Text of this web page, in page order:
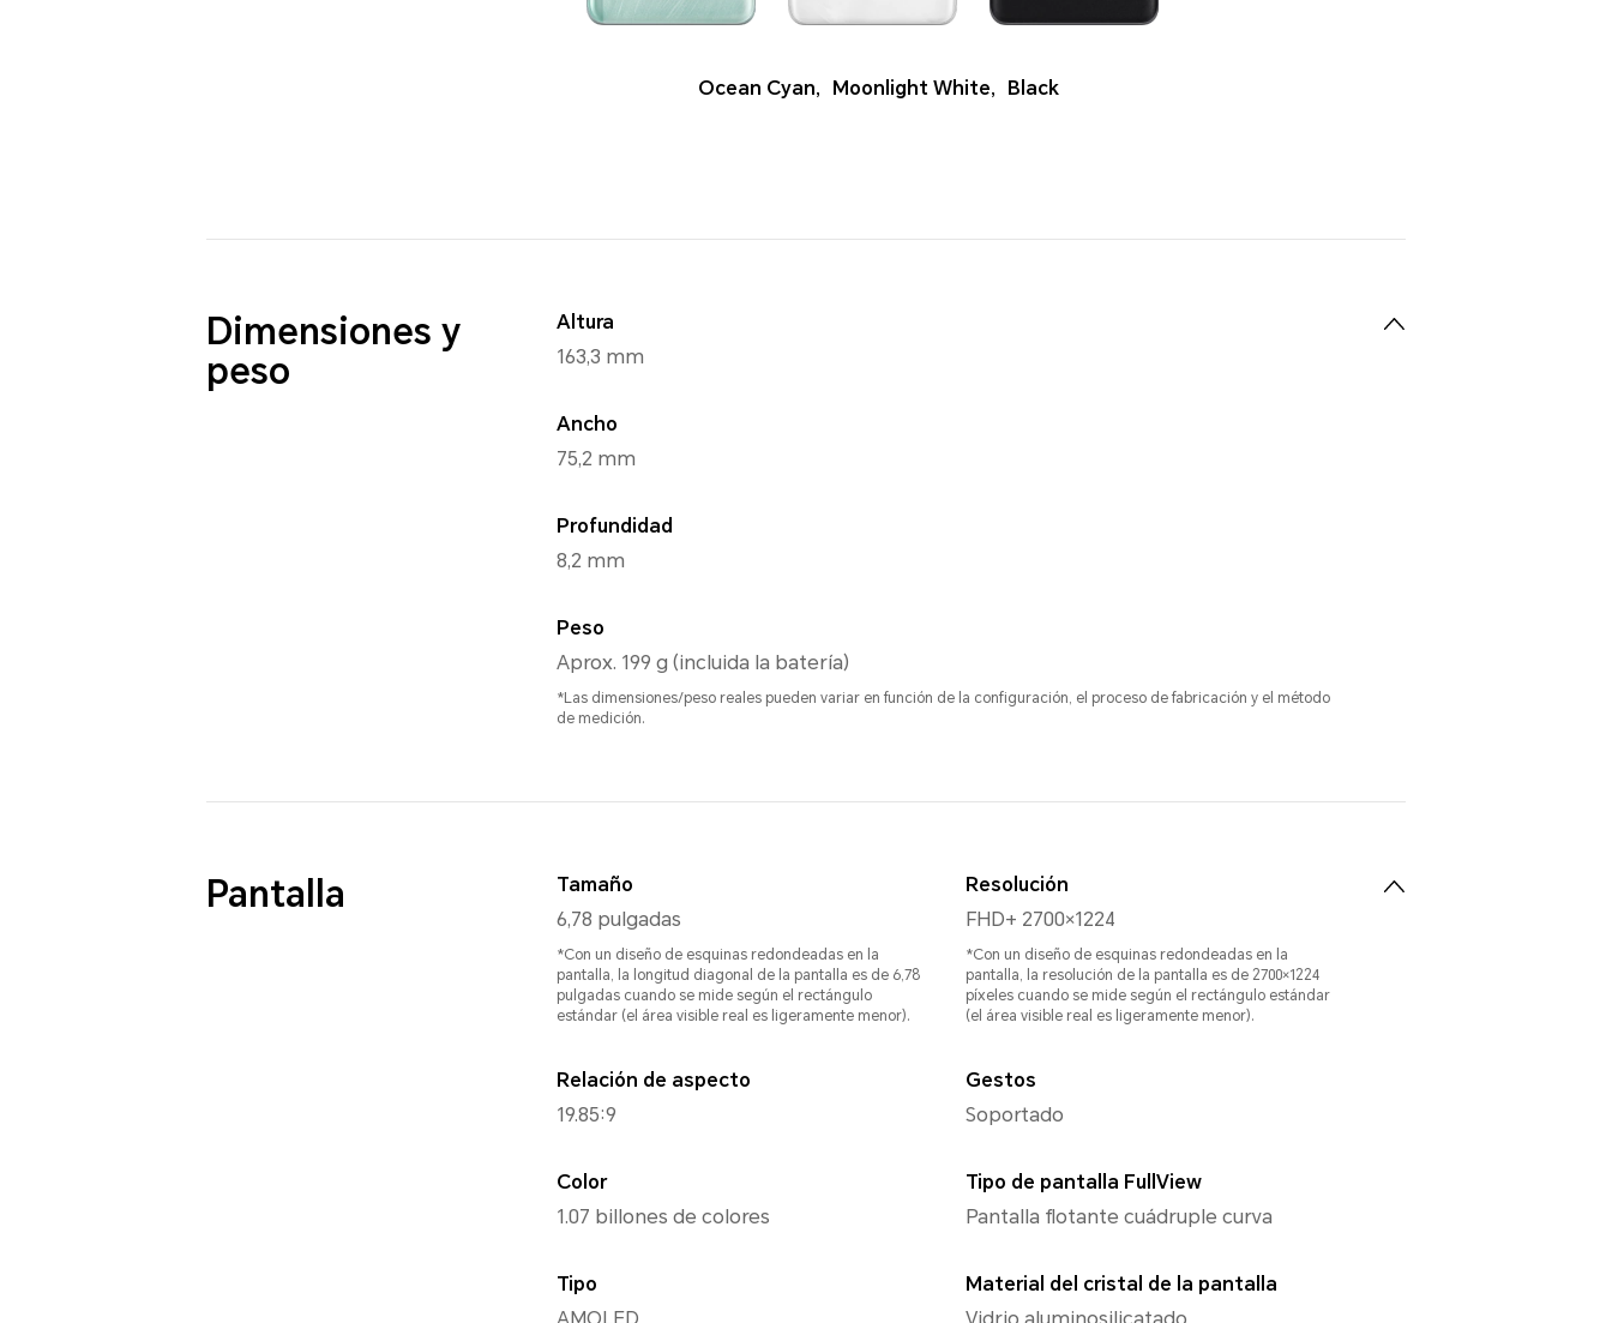
Ocean Cyan, Moonlight White, Black
Dimensiones y
peso
Altura
163,3 mm
Ancho
75,2 mm
Profundidad
8,2 mm
Peso
Aprox. 199 g (incluida la batería)
*Las dimensiones/peso reales pueden variar en función de la configuración, el proceso de fabricación y el método
de medición.
Pantalla
Tamaño
6,78 pulgadas
*Con un diseño de esquinas redondeadas en la
pantalla, la longitud diagonal de la pantalla es de 6,78
pulgadas cuando se mide según el rectángulo
estándar (el área visible real es ligeramente menor).
Relación de aspecto
19.85:9
Color
1.07 billones de colores
Tipo
Resolución
FHD+ 2700×1224
*Con un diseño de esquinas redondeadas en la
pantalla, la resolución de la pantalla es de 2700×1224
píxeles cuando se mide según el rectángulo estándar
(el área visible real es ligeramente menor).
Gestos
Soportado
Tipo de pantalla FullView
Pantalla flotante cuádruple curva
Material del cristal de la pantalla